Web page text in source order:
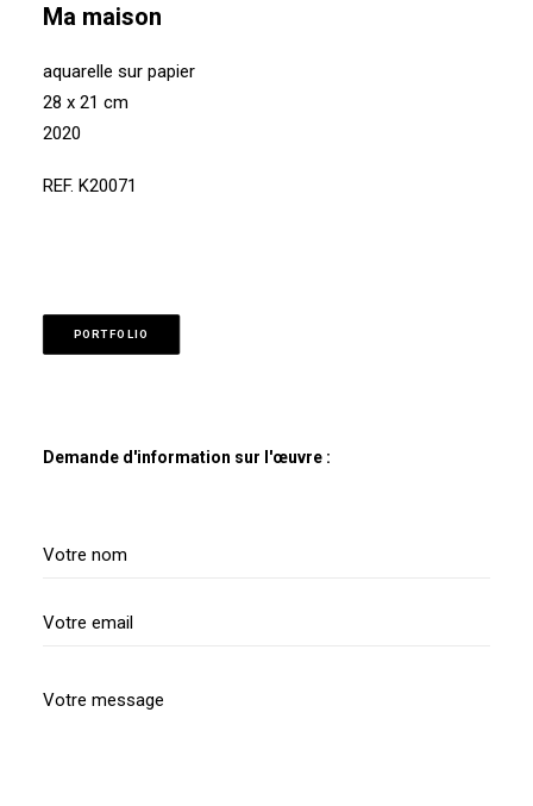
Ma maison
aquarelle sur papier
28 x 21 cm
2020
REF. K20071
PORTFOLIO
Demande d'information sur l'œuvre :